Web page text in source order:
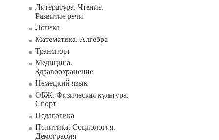
Литература. Чтение.
Развитие речи
Логика
Математика. Алгебра
Транспорт
Медицина.
Здравоохранение
Немецкий язык
ОБЖ. Физическая культура.
Спорт
Педагогика
Политика. Социология.
Демография